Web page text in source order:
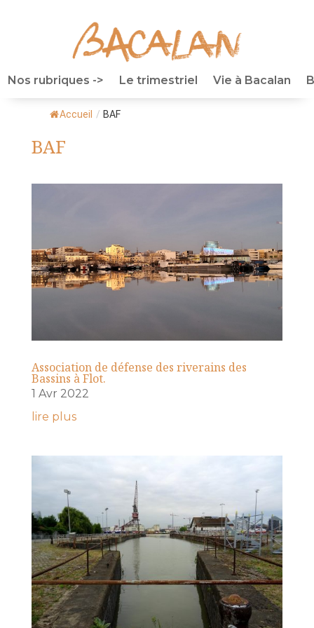
Nos rubriques -> Le trimestriel Vie à Bacalan
Accueil / BAF
BAF
Association de défense des riverains des
Bassins à Flot.
1 Avr 2022
lire plus